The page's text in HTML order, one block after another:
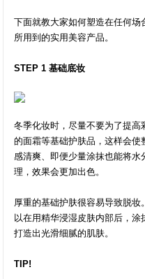
下面就教大家如何塑造在任何场
所用到的实用美容产品。
STEP 1 基础底妆
冬季化妆时，尽量不要为了提
的面霜等基础护肤品，这样会
感清爽、即便少量涂抹也能将
理，效果会更加出色。
厚重的基础护肤很容易导致脱
以在用精华浸湿皮肤内部后，涂
打造出光滑细腻的肌肤。
TIP!